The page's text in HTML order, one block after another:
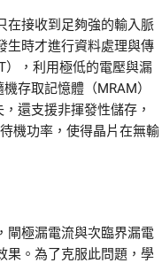
在接收到足夠強的輸入脈
生時才進行資料處理與傳
），利用極低的電壓與漏
存取記憶體（MRAM）
還支援非揮發性儲存，
機功率，使得晶片在無輸
閘極漏電流與次臨界漏電
果。為了克服此問題，學